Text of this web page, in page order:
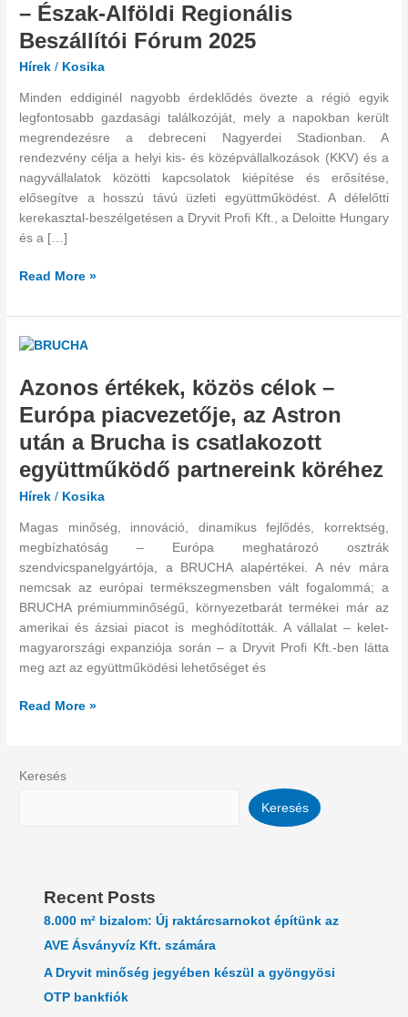
– Észak-Alföldi Regionális
Beszállítói Fórum 2025
Hírek / Kosika
Minden eddiginél nagyobb érdeklődés övezte a régió egyik
legfontosabb gazdasági találkozóját, mely a napokban került
megrendezésre a debreceni Nagyerdei Stadionban. A
rendezvény célja a helyi kis- és középvállalkozások (KKV) és a
nagyvállalatok közötti kapcsolatok kiépítése és erősítése,
elősegítve a hosszú távú üzleti együttműködést. A délelőtti
kerekasztal-beszélgetésen a Dryvit Profi Kft., a Deloitte Hungary
és a […]
Észak-
Alföldi
Regionális
Fórum
2025
Read More »
Azonos értékek, közös célok –
Európa piacvezetője, az Astron
után a Brucha is csatlakozott
együttműködő partnereink köréhez
Hírek / Kosika
Magas minőség, innováció, dinamikus fejlődés, korrektség,
megbízhatóság – Európa meghatározó osztrák
szendvicspanelgyártója, a BRUCHA alapértékei. A név mára
nemcsak az európai termékszegmensben vált fogalommá; a
BRUCHA prémiumminőségű, környezetbarát termékei már az
amerikai és ázsiai piacot is meghódították. A vállalat – kelet-
magyarországi expanziója során – a Dryvit Profi Kft.-ben látta
meg azt az együttműködési lehetőséget és
Azonos
közös
célok
–
Európa
piacvezetője,
az
Astron
után
a
Brucha
is
csatlakozott
együttműködő
partnereink
köréhez
Read More »
Keresés
Keresés
Recent Posts
8.000 m² bizalom: Új raktárcsarnokot építünk az
AVE Ásványvíz Kft. számára
A Dryvit minőség jegyében készül a gyöngyösi
OTP bankfiók